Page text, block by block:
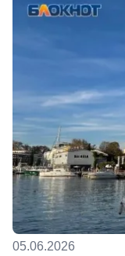
05.06.2026